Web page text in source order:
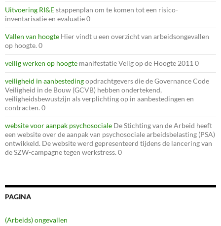
Uitvoering RI&Estappenplan om te komen tot een risico-
inventarisatie en evaluatie 0
Vallen van hoogte Hier vindt u een overzicht van arbeidsongevallen
op hoogte. 0
veilig werken op hoogte manifestatie Velig op de Hoogte 2011 0
veiligheid in aanbestedingopdrachtgevers die de Governance Code
Veiligheid in de Bouw (GCVB) hebben ondertekend,
veiligheidsbewustzijn als verplichting op in aanbestedingen en
contracten. 0
website voor aanpak psychosociale De Stichting van de Arbeid heeft
een website over de aanpak van psychosociale arbeidsbelasting (PSA)
ontwikkeld. De website werd gepresenteerd tijdens de lancering van
de SZW-campagne tegen werkstress. 0
PAGINA
(Arbeids) ongevallen